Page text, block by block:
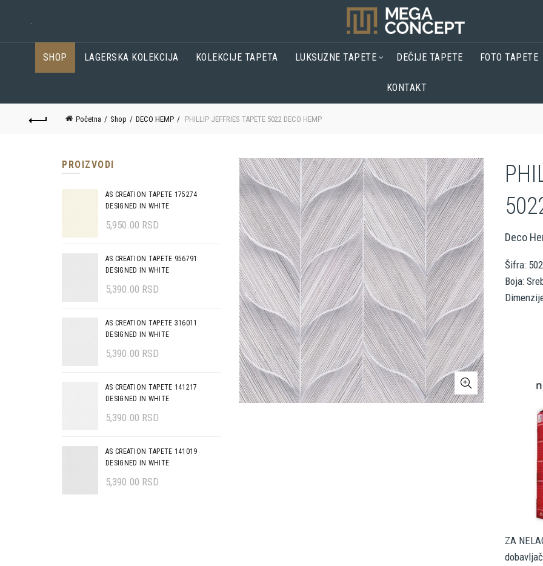
.
SHOP LAGERSKA KOLEKCIJA KOLEKCIJE TAPETA LUKSUZNE TAPETE DEČIJE TAPETE FOTO TAPETE
KONTAKT
Početna Shop DECO HEMP PHILLIP JEFFRIES TAPETE 5022 DECO HEMP
Deco
Šifra:
Boja:
ZA
PROIZVODI
AS CREATION TAPETE 175274
DESIGNED IN WHITE
5,950.00 RSD
AS CREATION TAPETE 956791
DESIGNED IN WHITE
5,390.00 RSD
AS CREATION TAPETE 316011
DESIGNED IN WHITE
5,390.00 RSD
AS CREATION TAPETE 141217
DESIGNED IN WHITE
5,390.00 RSD
AS CREATION TAPETE 141019
DESIGNED IN WHITE
5,390.00 RSD